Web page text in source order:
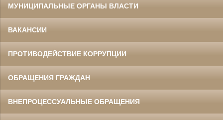
МУНИЦИПАЛЬНЫЕ ОРГАНЫ ВЛАСТИ
ВАКАНСИИ
ПРОТИВОДЕЙСТВИЕ КОРРУПЦИИ
ОБРАЩЕНИЯ ГРАЖДАН
ВНЕПРОЦЕССУАЛЬНЫЕ ОБРАЩЕНИЯ